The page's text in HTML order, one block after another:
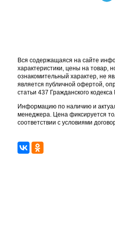
Вся содержащаяся на сайте
характеристики, цены на товар,
ознакомительный характер, не
является публичной офертой,
статьи 437 Гражданского
Информацию по наличию и
менеджера. Цена фиксируется
соответствии с условиями